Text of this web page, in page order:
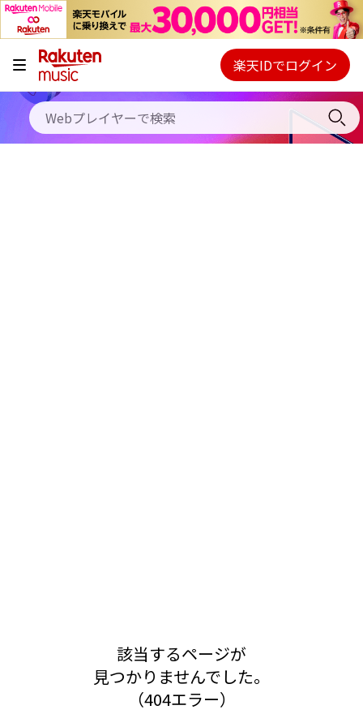
キャンペーン
料金プラン
使い方
Webプレイヤー
ご契約内容の確認・変更
楽天IDでログイン
該当するページが
見つかりませんでした。
（404エラー）